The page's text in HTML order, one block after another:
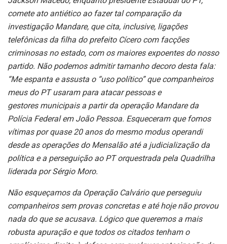
comete ato antiético ao fazer tal comparação da
investigação Mandare, que cita, inclusive, ligações
telefônicas da filha do prefeito Cícero com facções
criminosas no estado, com os maiores expoentes do nosso
partido. Não podemos admitirtamanho decoro desta fala:
“Me espanta e assusta o “uso político” quecompanheiros
meus do PT usaram para atacar pessoas e
gestores municipais a partir da operação Mandare da
Polícia Federal em João Pessoa. Esqueceram que fomos
vítimas por quase 20 anos do mesmo modus operandi
desde as operações do Mensalão até a judicialização da
política ea perseguição ao PT orquestrada pela Quadrilha
liderada por Sérgio Moro.
Não esqueçamos da Operação Calvário que perseguiu
companheiros sem provas concretas e até hoje não provou
nada do que se acusava. Lógico quequeremos a mais
robusta apuração e que todos os citados tenham o